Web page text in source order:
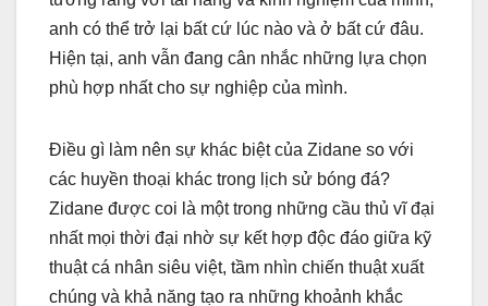
anh có thể trở lại bất cứ lúc nào và ở bất cứ đâu.
Hiện tại, anh vẫn đang cân nhắc những lựa chọn
phù hợp nhất cho sự nghiệp của mình.
Điều gì làm nên sự khác biệt của Zidane so với
các huyền thoại khác trong lịch sử bóng đá?
Zidane được coi là một trong những cầu thủ vĩ đại
nhất mọi thời đại nhờ sự kết hợp độc đáo giữa kỹ
thuật cá nhân siêu việt, tầm nhìn chiến thuật xuất
chúng và khả năng tạo ra những khoảnh khắc